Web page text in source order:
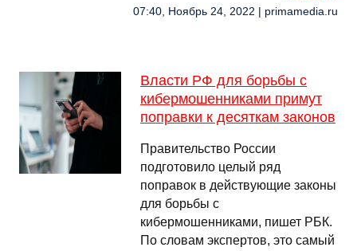
07:40, Ноябрь 24, 2022 | primamedia.ru
Власти РФ для борьбы с
кибермошенниками примут
поправки к десяткам законов
Правительство России
подготовило целый ряд
поправок в действующие законы
для борьбы с
кибермошенниками, пишет РБК.
По словам экспертов, это самый